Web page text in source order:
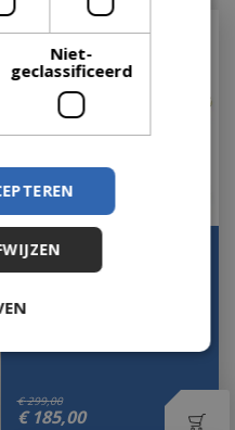
Vlindermolen Luville
Efteling Collectie 2023
€ 299,00
€ 185,00
Let op: bijna uitverkocht!
Niet-
geclassificeerd